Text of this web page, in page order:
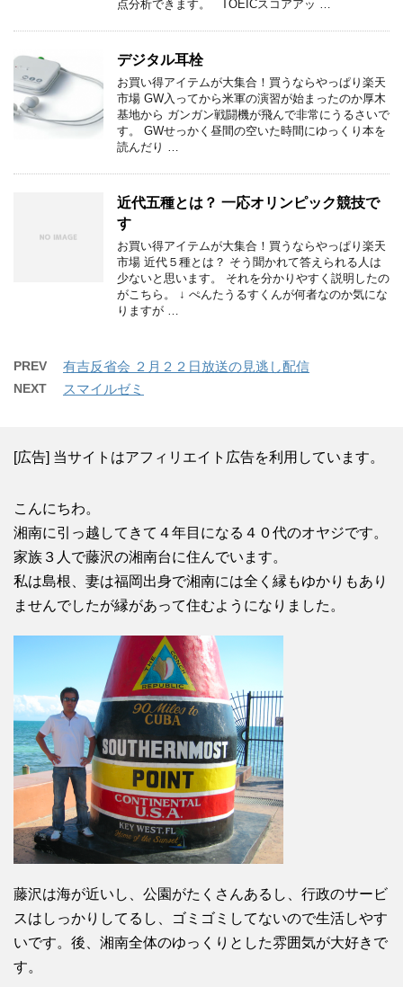
点分析できます。 TOEICスコアアッ …
デジタル耳栓
お買い得アイテムが大集合！買うならやっぱり楽天
市場 GW入ってから米軍の演習が始まったのか厚木
基地から ガンガン戦闘機が飛んで非常にうるさいで
す。 GWせっかく昼間の空いた時間にゆっくり本を
読んだり …
近代五種とは？ 一応オリンピック競技で
す
お買い得アイテムが大集合！買うならやっぱり楽天
市場 近代５種とは？ そう聞かれて答えられる人は
少ないと思います。 それを分かりやすく説明したの
がこちら。 ↓ ぺんたうるすくんが何者なのか気にな
りますが …
PREV 有吉反省会 ２月２２日放送の見逃し配信
NEXT スマイルゼミ
[広告] 当サイトはアフィリエイト広告を利用しています。
こんにちわ。
湘南に引っ越してきて４年目になる４０代のオヤジです。
家族３人で藤沢の湘南台に住んでいます。
私は島根、妻は福岡出身で湘南には全く縁もゆかりもあり
ませんでしたが縁があって住むようになりました。
藤沢は海が近いし、公園がたくさんあるし、行政のサービ
スはしっかりしてるし、ゴミゴミしてないので生活しやす
いです。後、湘南全体のゆっくりとした雰囲気が大好きで
す。